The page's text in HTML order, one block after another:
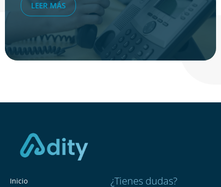
LEER MÁS
Inicio ¿Tienes dudas?